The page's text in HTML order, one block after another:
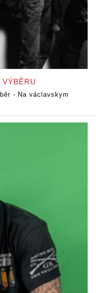
- Na václavskym